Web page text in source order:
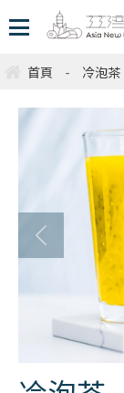
首頁 - 冷泡茶